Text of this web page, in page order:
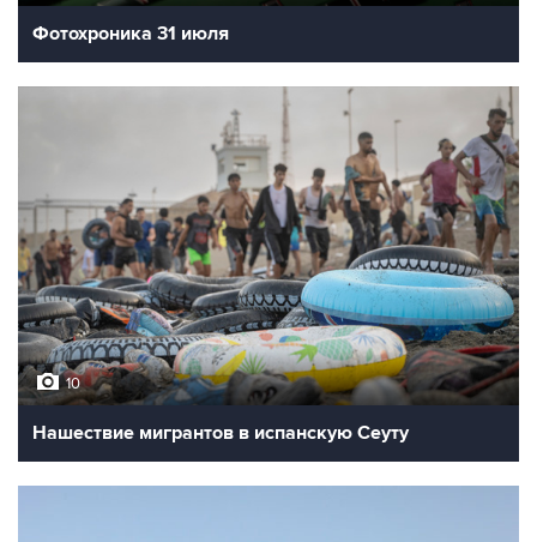
Фотохроника 31 июля
10
Нашествие мигрантов в испанскую Сеуту